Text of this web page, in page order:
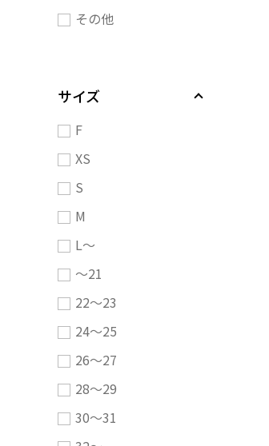
その他
サイズ
F
XS
S
M
L～
～21
22～23
24～25
26～27
28～29
30～31